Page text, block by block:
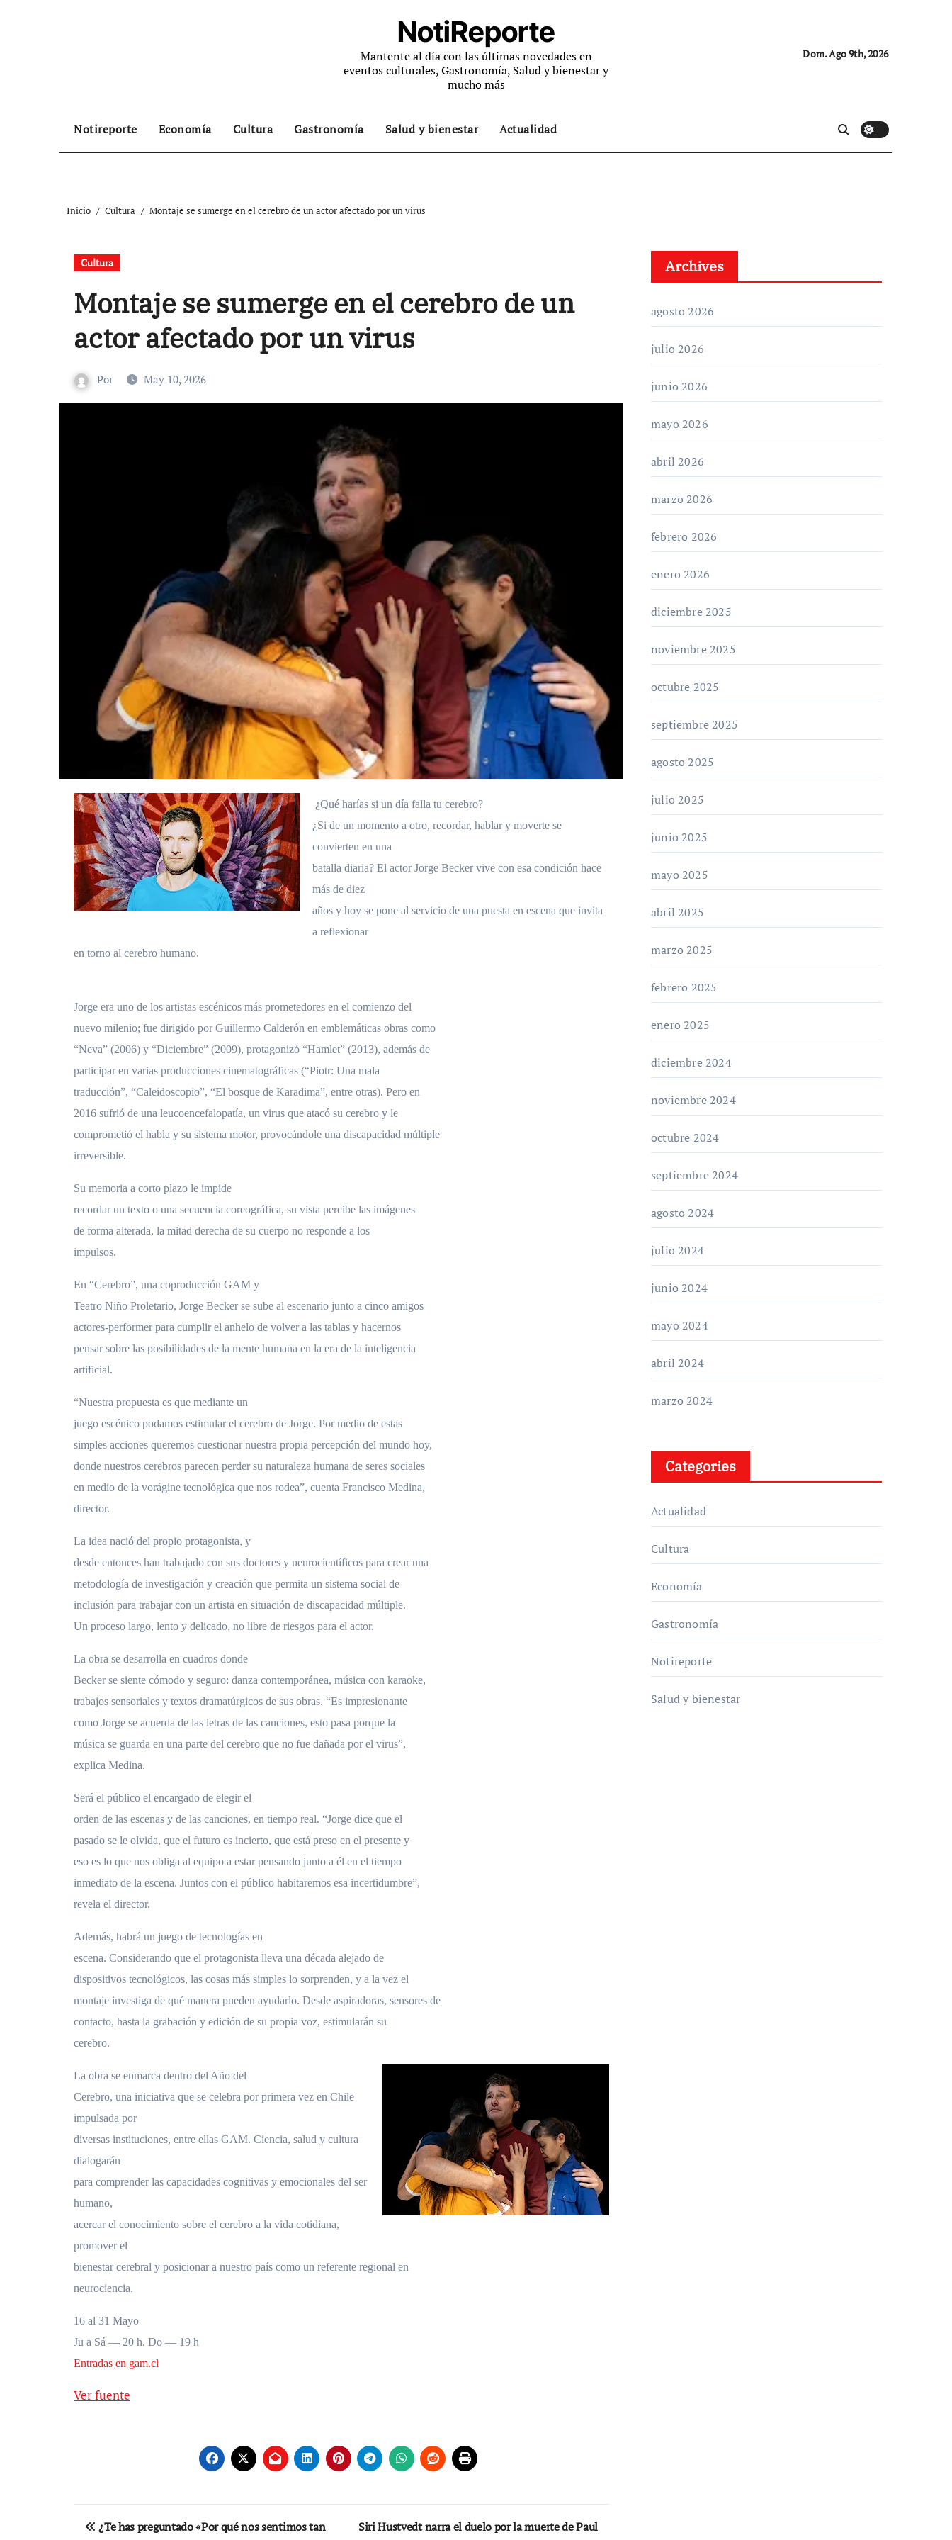
NotiReporte
Mantente al día con las últimas novedades en
eventos culturales, Gastronomía, Salud y bienestar y
mucho más
Dom. Ago 9th, 2026
Notireporte Economía Cultura Gastronomía Salud y bienestar Actualidad
Inicio Cultura Montaje se sumerge en el cerebro de un actor afectado por un virus
Cultura
Montaje se sumerge en el cerebro de un
actor afectado por un virus
Por May 10, 2026
¿Qué harías si un día falla tu cerebro?
¿Si de un momento a otro, recordar, hablar y moverte se
convierten en una
batalla diaria? El actor Jorge Becker vive con esa condición hace
más de diez
años y hoy se pone al servicio de una puesta en escena que invita
a reflexionar
en torno al cerebro humano.
Jorge era uno de los artistas escénicos más prometedores en el comienzo del
nuevo milenio; fue dirigido por Guillermo Calderón en emblemáticas obras como
“Neva” (2006) y “Diciembre” (2009), protagonizó “Hamlet” (2013), además de
participar en varias producciones cinematográficas (“Piotr: Una mala
traducción”, “Caleidoscopio”, “El bosque de Karadima”, entre otras). Pero en
2016 sufrió de una leucoencefalopatía, un virus que atacó su cerebro y le
comprometió el habla y su sistema motor, provocándole una discapacidad múltiple
irreversible.
Su memoria a corto plazo le impide
recordar un texto o una secuencia coreográfica, su vista percibe las imágenes
de forma alterada, la mitad derecha de su cuerpo no responde a los
impulsos.
En “Cerebro”, una coproducción GAM y
Teatro Niño Proletario, Jorge Becker se sube al escenario junto a cinco amigos
actores-performer para cumplir el anhelo de volver a las tablas y hacernos
pensar sobre las posibilidades de la mente humana en la era de la inteligencia
artificial.
“Nuestra propuesta es que mediante un
juego escénico podamos estimular el cerebro de Jorge. Por medio de estas
simples acciones queremos cuestionar nuestra propia percepción del mundo hoy,
donde nuestros cerebros parecen perder su naturaleza humana de seres sociales
en medio de la vorágine tecnológica que nos rodea”, cuenta Francisco Medina,
director.
La idea nació del propio protagonista, y
desde entonces han trabajado con sus doctores y neurocientíficos para crear una
metodología de investigación y creación que permita un sistema social de
inclusión para trabajar con un artista en situación de discapacidad múltiple.
Un proceso largo, lento y delicado, no libre de riesgos para el actor.
La obra se desarrolla en cuadros donde
Becker se siente cómodo y seguro: danza contemporánea, música con karaoke,
trabajos sensoriales y textos dramatúrgicos de sus obras. “Es impresionante
como Jorge se acuerda de las letras de las canciones, esto pasa porque la
música se guarda en una parte del cerebro que no fue dañada por el virus”,
explica Medina.
Será el público el encargado de elegir el
orden de las escenas y de las canciones, en tiempo real. “Jorge dice que el
pasado se le olvida, que el futuro es incierto, que está preso en el presente y
eso es lo que nos obliga al equipo a estar pensando junto a él en el tiempo
inmediato de la escena. Juntos con el público habitaremos esa incertidumbre”,
revela el director.
Además, habrá un juego de tecnologías en
escena. Considerando que el protagonista lleva una década alejado de
dispositivos tecnológicos, las cosas más simples lo sorprenden, y a la vez el
montaje investiga de qué manera pueden ayudarlo. Desde aspiradoras, sensores de
contacto, hasta la grabación y edición de su propia voz, estimularán su
cerebro.
La obra se enmarca dentro del Año del
Cerebro, una iniciativa que se celebra por primera vez en Chile
impulsada por
diversas instituciones, entre ellas GAM. Ciencia, salud y cultura
dialogarán
para comprender las capacidades cognitivas y emocionales del ser
humano,
acercar el conocimiento sobre el cerebro a la vida cotidiana,
promover el
bienestar cerebral y posicionar a nuestro país como un referente regional en
neurociencia.
16 al 31 Mayo
Ju a Sá — 20 h. Do — 19 h
Entradas en gam.cl
Ver fuente
Navegación
¿Te has preguntado «Por qué nos sentimos tan
Siri Hustvedt narra el duelo por la muerte de Paul
Archives
agosto 2026
julio 2026
junio 2026
mayo 2026
abril 2026
marzo 2026
febrero 2026
enero 2026
diciembre 2025
noviembre 2025
octubre 2025
septiembre 2025
agosto 2025
julio 2025
junio 2025
mayo 2025
abril 2025
marzo 2025
febrero 2025
enero 2025
diciembre 2024
noviembre 2024
octubre 2024
septiembre 2024
agosto 2024
julio 2024
junio 2024
mayo 2024
abril 2024
marzo 2024
Categories
Actualidad
Cultura
Economía
Gastronomía
Notireporte
Salud y bienestar